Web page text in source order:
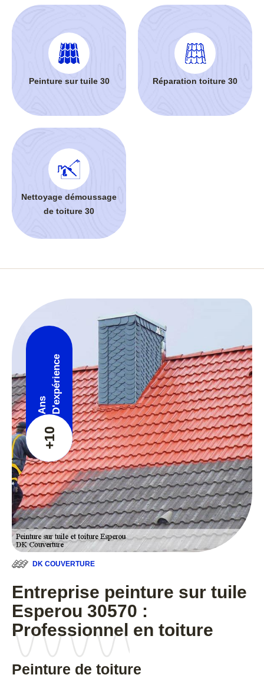
Peinture sur tuile 30 Réparation toiture 30
Nettoyage démoussage
de toiture 30
+10
Ans D'expérience
DK COUVERTURE
Entreprise peinture sur tuile
Esperou 30570 :
Professionnel en toiture
Peinture de toiture